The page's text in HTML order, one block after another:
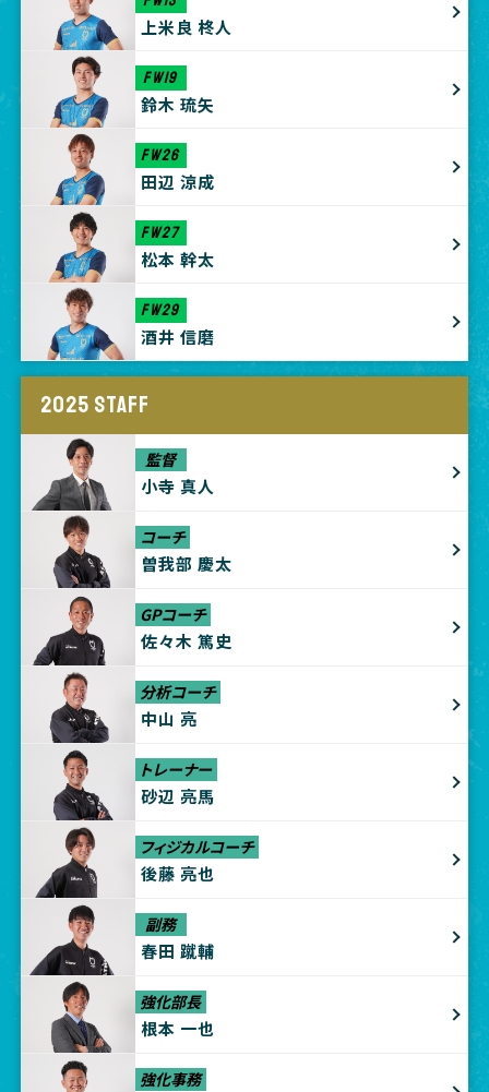
上米良 柊人
FW19
鈴木 琉矢
FW26
田辺 涼成
FW27
松本 幹太
FW29
酒井 信磨
2025 STAFF
監督
小寺 真人
コーチ
曽我部 慶太
GPコーチ
佐々木 篤史
分析コーチ
中山 亮
トレーナー
砂辺 亮馬
フィジカルコーチ
後藤 亮也
副務
春田 蹴輔
強化部長
根本 一也
強化事務